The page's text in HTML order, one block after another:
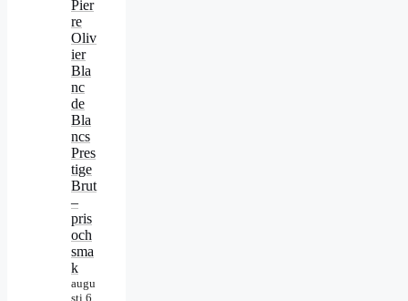
Pier
re
Oliv
ier
Bla
nc
de
Bla
ncs
Pres
tige
Brut
–
pris
och
sma
k
augu
sti 6,